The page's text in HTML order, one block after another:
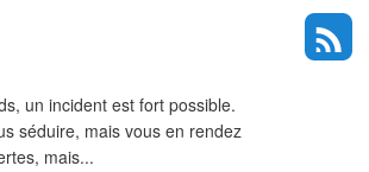
un incident est fort possible.
séduire, mais vous en rendez
mais...